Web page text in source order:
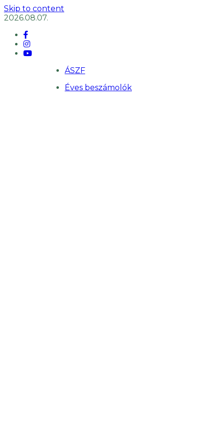
Skip to content
2026.08.07.
ÁSZF
Éves beszámolók